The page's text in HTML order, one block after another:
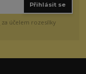
Přihlásit se
za účelem rozesílky